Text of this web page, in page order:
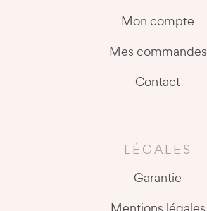
Mon compte
Mes commandes
Contact
LÉGALES
Garantie